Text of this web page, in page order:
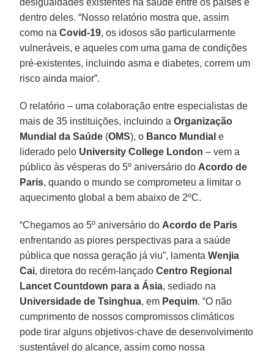
dentro deles. “Nosso relatório mostra que, assim
como naCovid-19, os idosos são particularmente
vulneráveis, e aqueles com uma gama de condições
pré-existentes, incluindo asma e diabetes, correm um
risco ainda maior”.
O relatório – uma colaboração entre especialistas de
mais de 35 instituições, incluindo aOrganização
Mundial da Saúde (OMS), o Banco Mundial e
liderado pelo University College London – vem a
público às vésperas do 5º aniversário do Acordo de
Paris, quando o mundo se comprometeu a limitar o
aquecimento global a bem abaixo de 2ºC.
“Chegamos ao 5º aniversário do Acordo de Paris
enfrentando as piores perspectivas para a saúde
pública que nossa geração já viu”, lamentaWenjia
Cai, diretora do recém-lançadoCentro Regional
Lancet Countdown para a Ásia, sediado na
Universidade de Tsinghua, em Pequim. “O não
cumprimento de nossos compromissos climáticos
pode tirar alguns objetivos-chave de desenvolvimento
sustentável do alcance, assim como nossa